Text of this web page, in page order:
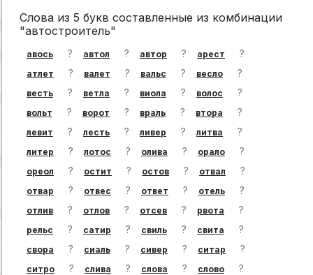
Слова из 5 букв составленные из комбинации
"автостроитель"
авось ? автол ? автор ? арест ?
атлет ? валет ? вальс ? весло ?
весть ? ветла ? виола ? волос ?
вольт ? ворот ? враль ? втора ?
левит ? лесть ? ливер ? литва ?
литер ? лотос ? олива ? орало ?
ореол ? остит ? остов ? отвал ?
отвар ? отвес ? ответ ? отель ?
отлив ? отлов ? отсев ? рвота ?
рельс ? сатир ? свиль ? свита ?
свора ? сиаль ? сивер ? ситар ?
ситро ? слива ? слова ? слово ?